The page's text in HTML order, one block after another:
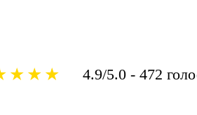
4.9/5.0 - 472